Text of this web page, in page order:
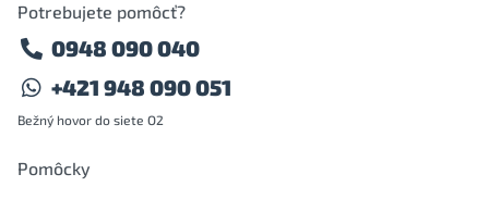
Potrebujete pomôcť?
0948 090 040
+421 948 090 051
Bežný hovor do siete O2
Pomôcky